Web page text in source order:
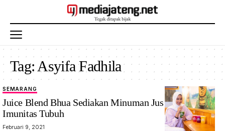
Tag: Asyifa Fadhila
SEMARANG
Juice Blend Bhua Sediakan Minuman Jus Tingkatkan
Imunitas Tubuh
Februari 9, 2021